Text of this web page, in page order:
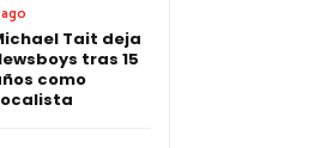
Tait deja
tras 15
como